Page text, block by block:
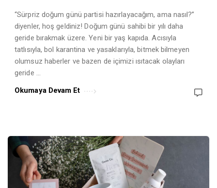
“Sürpriz doğum günü partisi hazırlayacağım, ama nasıl?”
diyenler, hoş geldiniz! Doğum günü sahibi bir yılı daha
geride bırakmak üzere. Yeni bir yaş kapıda. Acısıyla
tatlısıyla, bol karantina ve yasaklarıyla, bitmek bilmeyen
olumsuz haberler ve bazen de içimizi ısıtacak olayları
geride …
Okumaya Devam Et